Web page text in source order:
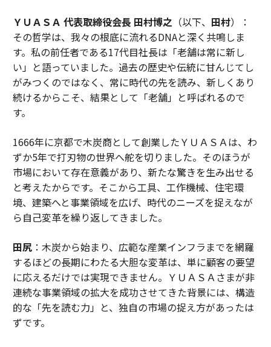
ＹＵＡＳＡ 代表取締役会長 田村博之 （以下、 田村）：
その哲学は、我々の根底に流れるDNAと深く共鳴しま
す。私の前任者である17代目社長は「老舗は常に新し
い」と語っていました。過去の歴史や伝統に甘んじてし
がみつくのではなく、常に時代の先を読み、新しくあり
続けるからこそ、結果として「老舗」と呼ばれるので
す。
1666年に京都で木炭商として創業したＹＵＡＳＡは、わ
ずか5年で打刃物の世界へ舵を切りました。そのほうが
市場において存在意義があり、新たな驚きを生み出せる
と考えたからです。そこから工具、工作機械、住宅環
境、建築へと事業領域を広げ、時代のニーズを捉えなが
ら自己変革を繰り返してきました。
田尻：木炭から始まり、広範な産業インフラまでを網羅
するほどの長期にわたる大胆な変革は、単に顧客の要望
に応えるだけでは実現できません。ＹＵＡＳＡさまが非
連続な事業領域の拡大を成功させてきた背景には、構造
的な「先を読む力」と、独自の市場の捉え方があったは
ずです。